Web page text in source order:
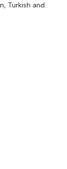
Turkish and